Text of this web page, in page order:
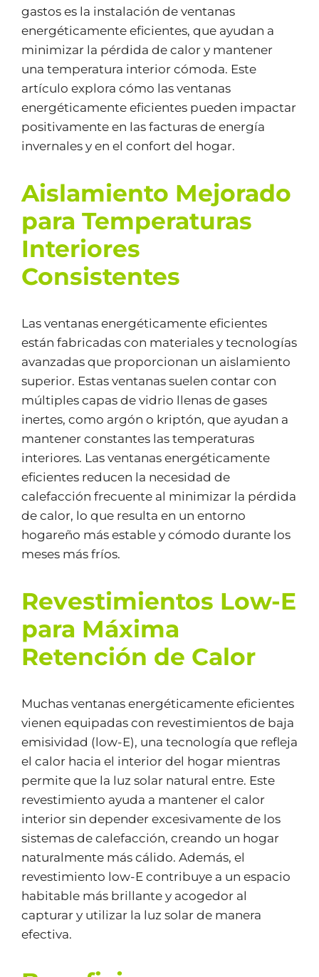
gastos es la instalación de ventanas
energéticamente eficientes, que ayudan a
minimizar la pérdida de calor y mantener
una temperatura interior cómoda. Este
artículo explora cómo las ventanas
energéticamente eficientes pueden impactar
positivamente en las facturas de energía
invernales y en el confort del hogar.
Aislamiento Mejorado
para Temperaturas
Interiores
Consistentes
Las ventanas energéticamente eficientes
están fabricadas con materiales y tecnologías
avanzadas que proporcionan un aislamiento
superior. Estas ventanas suelen contar con
múltiples capas de vidrio llenas de gases
inertes, como argón o kriptón, que ayudan a
mantener constantes las temperaturas
interiores. Las ventanas energéticamente
eficientes reducen la necesidad de
calefacción frecuente al minimizar la pérdida
de calor, lo que resulta en un entorno
hogareño más estable y cómodo durante los
meses más fríos.
Revestimientos Low-E
para Máxima
Retención de Calor
Muchas ventanas energéticamente eficientes
vienen equipadas con revestimientos de baja
emisividad (low-E), una tecnología que refleja
el calor hacia el interior del hogar mientras
permite que la luz solar natural entre. Este
revestimiento ayuda a mantener el calor
interior sin depender excesivamente de los
sistemas de calefacción, creando un hogar
naturalmente más cálido. Además, el
revestimiento low-E contribuye a un espacio
habitable más brillante y acogedor al
capturar y utilizar la luz solar de manera
efectiva.